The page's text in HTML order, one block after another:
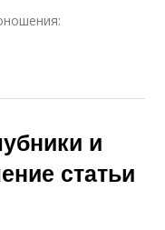
и
статьи